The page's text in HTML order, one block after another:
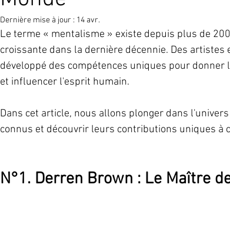
Dernière mise à jour : 14 avr.
Le terme « mentalisme » existe depuis plus de
croissante dans la dernière décennie. Des
développé des compétences uniques pour
et influencer l'esprit humain.
Dans cet article, nous allons plonger dans
connus et découvrir leurs contributions uniques à
N°1. Derren Brown : Le Maître